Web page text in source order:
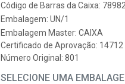
Código de Barras da Caixa:
Embalagem: UN/1
Embalagem Master: CAIXA
Certificado de Aprovação: 14712
Número Original: 801
SELECIONE UMA